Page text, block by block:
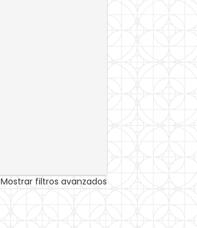
Mostrar filtros avanzados